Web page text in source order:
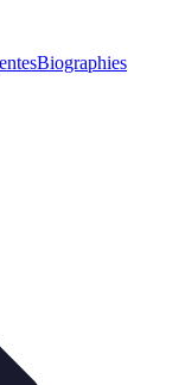
Biographies